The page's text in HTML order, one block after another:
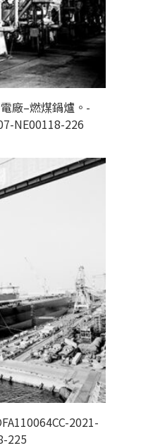
廠–燃煤鍋爐。-
NE00118-226
2021-
225